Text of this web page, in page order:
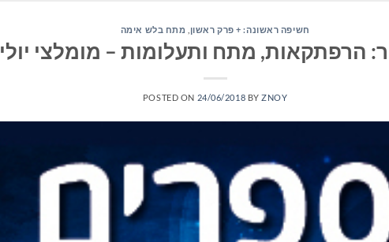
חשיפה ראשונה: + פרק ראשון מתח בלש אימה
הרפתקאות, מתח ותעלומות – מומלצי יולי 2018
POSTED ON 24/06/2018 BYZNOY